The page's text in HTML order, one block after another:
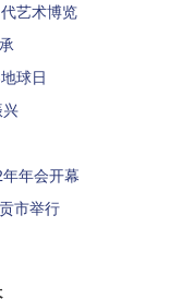
艺术博览
球日
年会开幕
市举行